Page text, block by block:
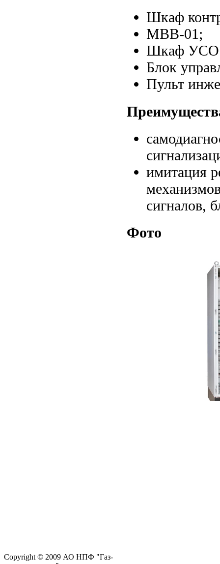
Шкаф
МВВ-01;
Шкаф
Блок
Пульт
имитация
сигналов,
Фото
Copyright © 2009 АО НПФ "Газ-